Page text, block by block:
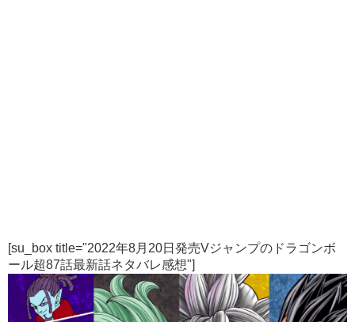
[su_box title="2022年8月20日発売Vジャンプのドラゴンボ
ール超87話最新話ネタバレ感想"]